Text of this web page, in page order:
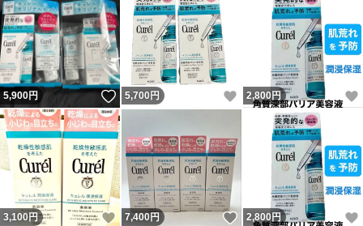
5,900円 いいね！
5,700 円 いいね！
2,800円
3,100円 いいね！
7,400円 いいね！
2,800円